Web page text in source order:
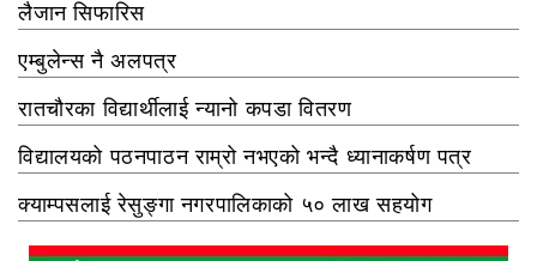
लैजान सिफारिस
एम्बुलेन्स नै अलपत्र
रातचौरका विद्यार्थीलाई न्यानो कपडा वितरण
विद्यालयको पठनपाठन राम्रो नभएको भन्दै ध्यानाकर्षण पत्र
क्याम्पसलाई रेसुङ्गा नगरपालिकाको ५० लाख सहयोग